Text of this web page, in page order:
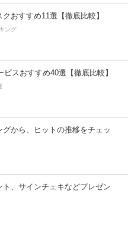
おすすめ11選【徹底比較】
ング
スおすすめ40選【徹底比較】
から、ヒットの推移をチェッ
、サインチェキなどプレゼン